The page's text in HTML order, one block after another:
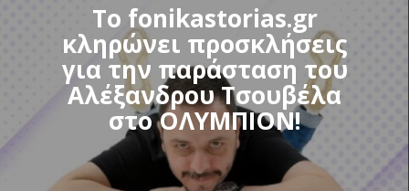
Το fonikastorias.gr
κληρώνει προσκλήσεις
για την παράσταση του
Αλέξανδρου Τσουβέλα
στο ΟΛΥΜΠΙΟΝ!